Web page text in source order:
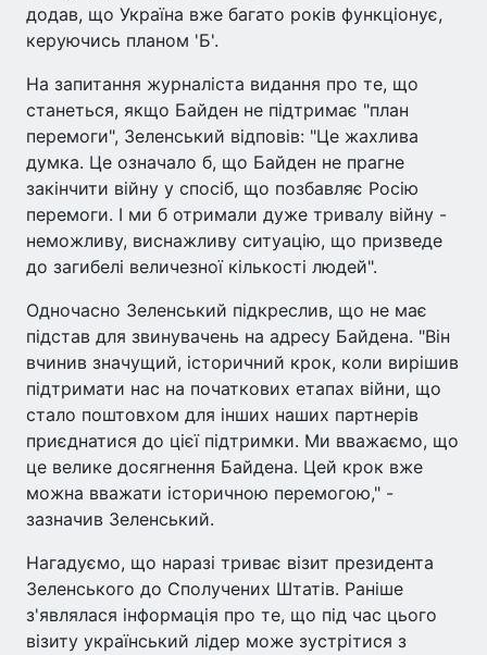
додав, що Україна вже багато років функціонує,
керуючись планом 'Б'.
На запитання журналіста видання про те, що
станеться, якщо Байден не підтримає "план
перемоги", Зеленський відповів: "Це жахлива
думка. Це означало б, що Байден не прагне
закінчити війну у спосіб, що позбавляє Росію
перемоги. І ми б отримали дуже тривалу війну -
неможливу, виснажливу ситуацію, що призведе
до загибелі величезної кількості людей".
Одночасно Зеленський підкреслив, що не має
підстав для звинувачень на адресу Байдена. "Він
вчинив значущий, історичний крок, коли вирішив
підтримати нас на початкових етапах війни, що
стало поштовхом для інших наших партнерів
приєднатися до цієї підтримки. Ми вважаємо, що
це велике досягнення Байдена. Цей крок вже
можна вважати історичною перемогою," -
зазначив Зеленський.
Нагадуємо, що наразі триває візит президента
Зеленського до Сполучених Штатів. Раніше
з'являлася інформація про те, що під час цього
візиту український лідер може зустрітися з